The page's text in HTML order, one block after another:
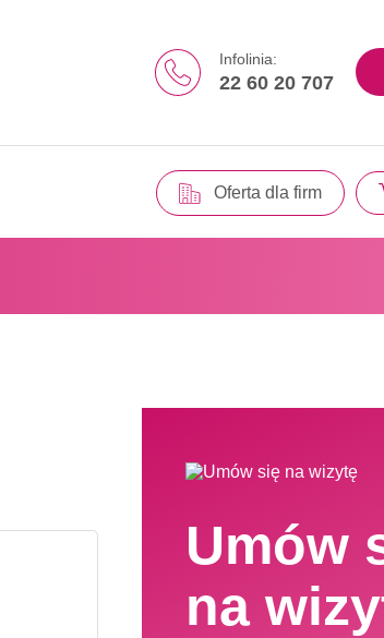
Infolinia:
22 60 20 707
Oferta dla firm
Umów
na